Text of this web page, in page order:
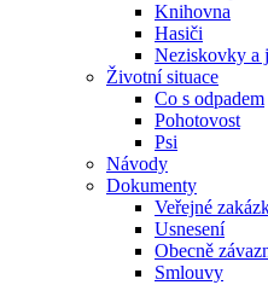
Knihovna
Hasiči
Neziskovky a
Životní situace
Co s odpadem
Pohotovost
Psi
Návody
Dokumenty
Veřejné
Usnesení
Obecně
Smlouvy